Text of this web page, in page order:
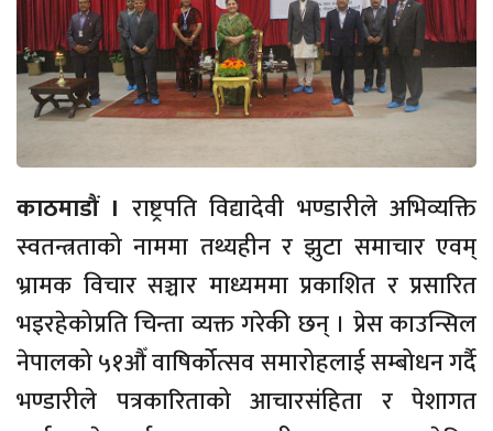
काठमाडौं । राष्ट्रपति विद्यादेवी भण्डारीले अभिव्यक्ति
स्वतन्त्रताको नाममा तथ्यहीन र झुटा समाचार एवम्
भ्रामक विचार सञ्चार माध्यममा प्रकाशित र प्रसारित
भइरहेकोप्रति चिन्ता व्यक्त गरेकी छन् । प्रेस काउन्सिल
नेपालको ५१औँ वाषिर्कोत्सव समारोहलाई सम्बोधन गर्दै
भण्डारीले पत्रकारिताको आचारसंहिता र पेशागत